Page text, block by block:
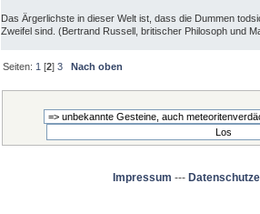
Das Ärgerlichste in dieser Welt ist, dass die Dummen
Zweifel sind. (Bertrand Russell, britischer Philosoph und
Seiten: 1 [2]3 Nach oben
Impressum ---